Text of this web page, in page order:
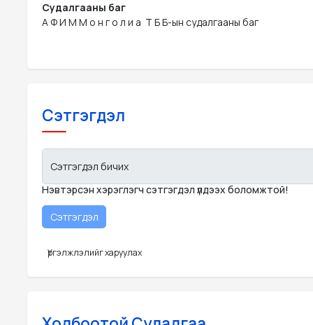
Судалгааны баг
А Ф И М М о н г о л и а  Т Б Б-ын судалгааны баг
Сэтгэгдэл
Сэтгэгдэл бичих
Нэвтэрсэн хэрэглэгч сэтгэгдэл үлдээх боломжтой!
Үргэлжлэлийг харуулах